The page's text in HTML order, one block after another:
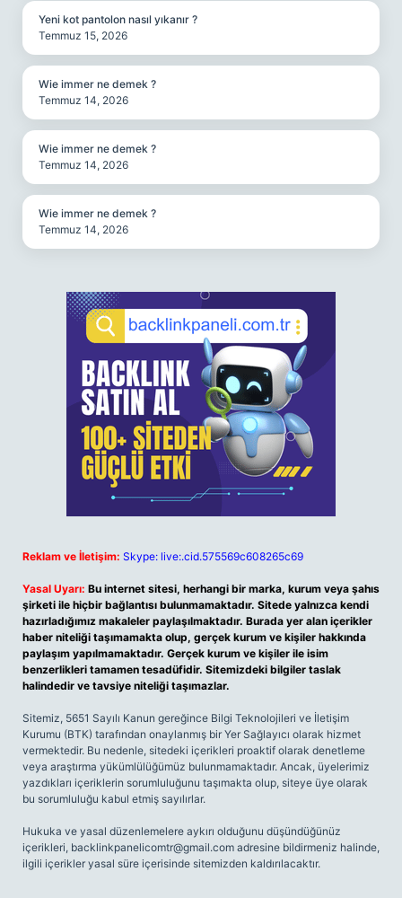
Yeni kot pantolon nasıl yıkanır ?
Temmuz 15, 2026
Wie immer ne demek ?
Temmuz 14, 2026
Wie immer ne demek ?
Temmuz 14, 2026
Wie immer ne demek ?
Temmuz 14, 2026
Reklam ve İletişim: Skype: live:.cid.575569c608265c69
Yasal Uyarı: Bu internet sitesi, herhangi bir marka, kurum veya şahıs
şirketi ile hiçbir bağlantısı bulunmamaktadır. Sitede yalnızca kendi
hazırladığımız makaleler paylaşılmaktadır. Burada yer alan içerikler
haber niteliği taşımamakta olup, gerçek kurum ve kişiler hakkında
paylaşım yapılmamaktadır. Gerçek kurum ve kişiler ile isim
benzerlikleri tamamen tesadüfidir. Sitemizdeki bilgiler taslak
halindedir ve tavsiye niteliği taşımazlar.
Sitemiz, 5651 Sayılı Kanun gereğince Bilgi Teknolojileri ve İletişim
Kurumu (BTK) tarafından onaylanmış bir Yer Sağlayıcı olarak hizmet
vermektedir. Bu nedenle, sitedeki içerikleri proaktif olarak denetleme
veya araştırma yükümlülüğümüz bulunmamaktadır. Ancak, üyelerimiz
yazdıkları içeriklerin sorumluluğunu taşımakta olup, siteye üye olarak
bu sorumluluğu kabul etmiş sayılırlar.
Hukuka ve yasal düzenlemelere aykırı olduğunu düşündüğünüz
içerikleri, backlinkpanelicomtr@gmail.com adresine bildirmeniz halinde,
ilgili içerikler yasal süre içerisinde sitemizden kaldırılacaktır.